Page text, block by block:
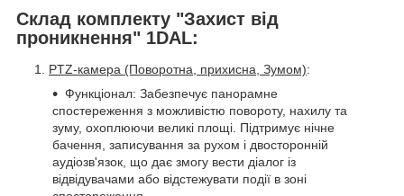
Склад комплекту "Захист від
проникнення" 1DAL:
PTZ-камера (Поворотна, прихисна, Зумом):
Функціонал: Забезпечує панорамне
спостереження з можливістю повороту, нахилу та
зуму, охоплюючи великі площі. Підтримує нічне
бачення, записування за рухом і двосторонній
аудіозв'язок, що дає змогу вести діалог із
відвідувачами або відстежувати події в зоні